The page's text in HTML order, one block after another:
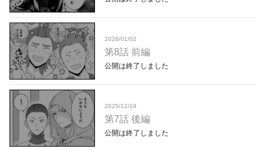
2026/01/02
第8話 前編
公開は終了しました
2025/12/19
第7話 後編
公開は終了しました